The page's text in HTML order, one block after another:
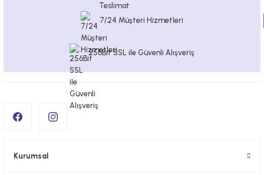
7/24 Müşteri Hizmetleri
256Bit SSL ile Güvenli Alışveriş
Kurumsal